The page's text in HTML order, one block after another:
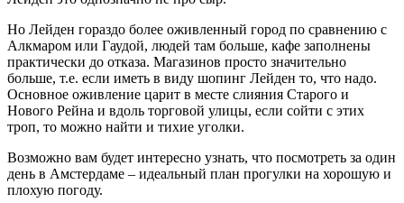
Но Лейден гораздо более оживленный город по сравнению с
Алкмаром или Гаудой, людей там больше, кафе заполнены
практически до отказа. Магазинов просто значительно
больше, т.е. если иметь в виду шопинг Лейден то, что надо.
Основное оживление царит в месте слияния Старого и
Нового Рейна и вдоль торговой улицы, если сойти с этих
троп, то можно найти и тихие уголки.
Возможно вам будет интересно узнать, что посмотреть за один
день в Амстердаме – идеальный план прогулки на хорошую и
плохую погоду.